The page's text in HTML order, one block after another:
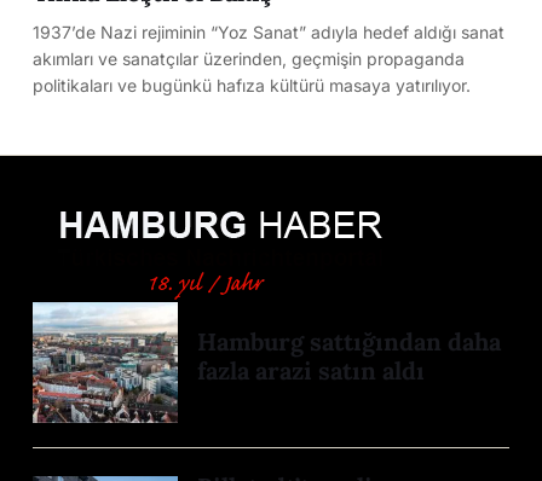
1937’de Nazi rejiminin “Yoz Sanat” adıyla hedef aldığı sanat
akımları ve sanatçılar üzerinden, geçmişin propaganda
politikaları ve bugünkü hafıza kültürü masaya yatırılıyor.
Hamburg sattığından daha
fazla arazi satın aldı